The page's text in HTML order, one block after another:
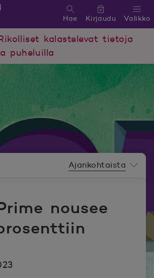
Valikko
Hae Kirjaudu
kalastelevat tietoja
puheluilla
nousee
Ajankohtaista